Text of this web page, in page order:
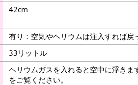
42cm
有り：空気やヘリウムは注入すれば戻
33リットル
ヘリウムガスを入れると空中に浮き
をご覧ください。